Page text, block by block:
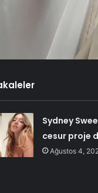
Sydney
cesur proje
Ağustos 4,